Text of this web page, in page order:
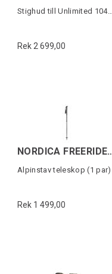
Stighud till Unlimited 104mm skidor
Rek 2 699,00
NORDICA
Alpinstav teleskop (1 par)
Rek 1 499,00